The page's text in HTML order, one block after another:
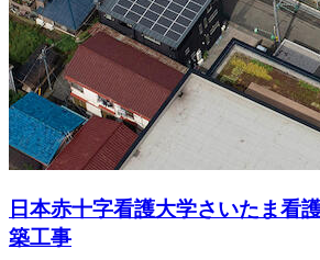
日本赤十字看護大学さいたま看
築工事